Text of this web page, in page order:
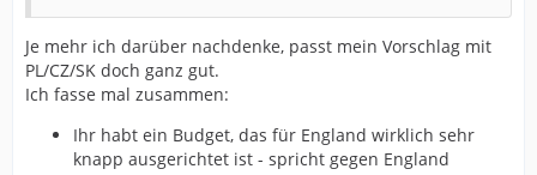
Je mehr ich darüber nachdenke, passt mein Vorschlag mit
PL/CZ/SK doch ganz gut.
Ich fasse mal zusammen:
Ihr habt ein Budget, das für England wirklich sehr
knapp ausgerichtet ist - spricht gegen England